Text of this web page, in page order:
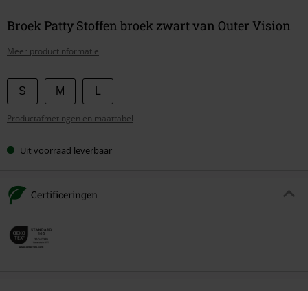
Broek Patty Stoffen broek zwart van Outer Vision
Meer productinformatie
Kies
je
maat
S M
Productafmetingen en maattabel
Uit voorraad leverbaar
Certificeringen